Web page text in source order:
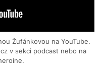
Žufánkovou na YouTube.
v sekci podcast nebo na